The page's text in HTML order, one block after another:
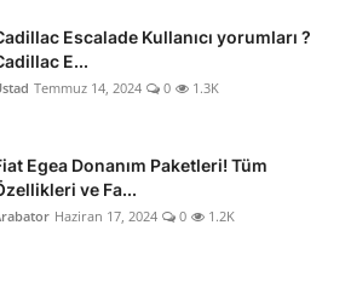
Escalade Kullanıcı yorumları ?
E...
Temmuz 14, 2024 0 1.3K
Egea Donanım Paketleri! Tüm
ve Fa...
Haziran 17, 2024 0 1.2K